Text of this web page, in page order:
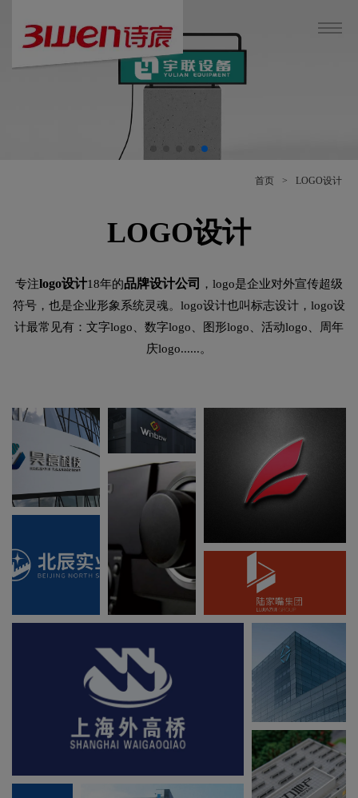
首页 > LOGO设计
LOGO设计
专注logo设计18年的品牌设计公司
，logo是企业对外宣传超级
符号，也是企业形象系统灵魂。logo设计也叫标志设计，logo设
计最常见有：文字logo、数字logo、图形logo、活动logo、周年
庆logo......。